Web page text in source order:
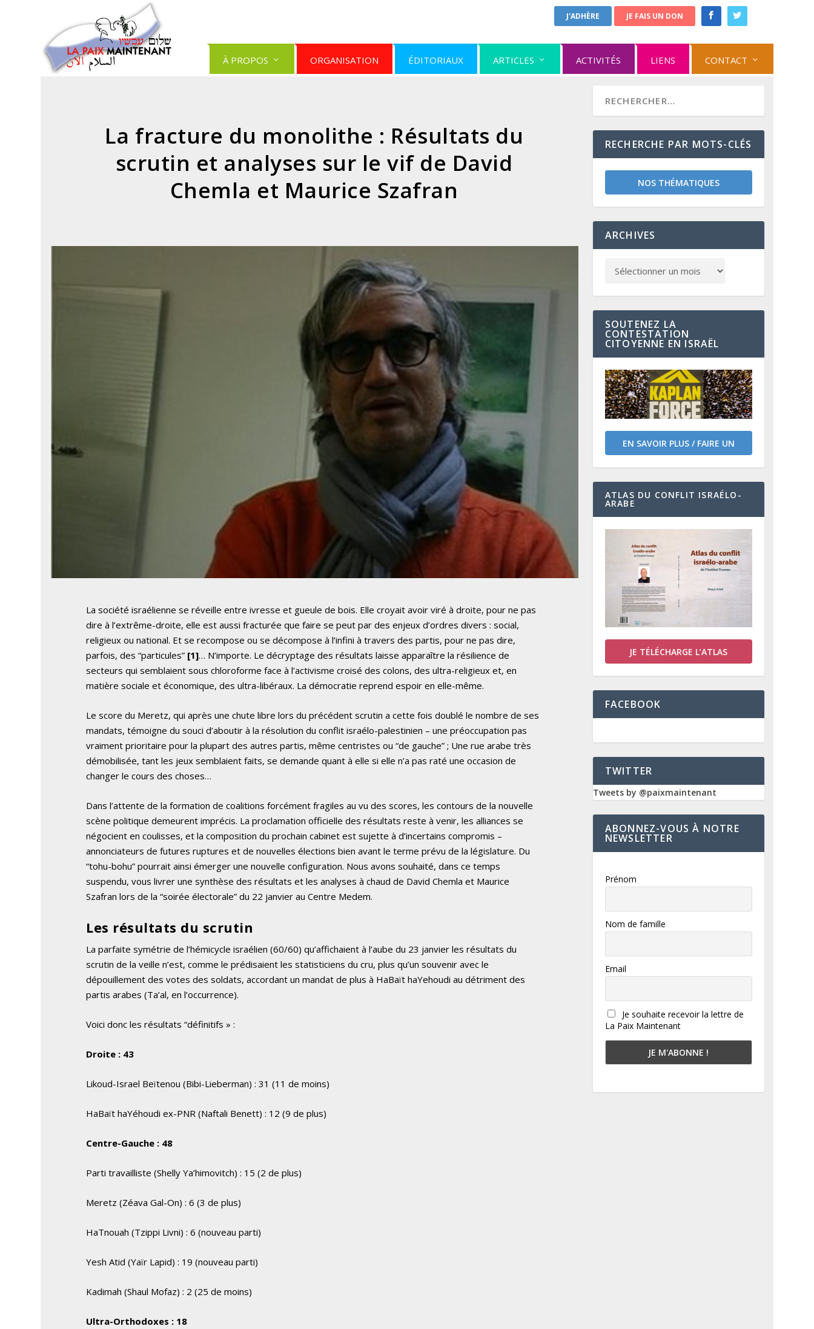
J'ADHÈRE JE FAIS UN DON
À PROPOS ORGANISATION ÉDITORIAUX ARTICLES ACTIVITÉS LIENS CONTACT
La fracture du monolithe : Résultats du
scrutin et analyses sur le vif de David
Chemla et Maurice Szafran
La société israélienne se réveille entre ivresse et gueule de bois. Elle croyait avoir viré à droite, pour ne pas
dire à l’extrême-droite, elle est aussi fracturée que faire se peut par des enjeux d’ordres divers : social,
religieux ou national. Et se recompose ou se décompose à l’infini à travers des partis, pour ne pas dire,
parfois, des “particules” [1]… N’importe. Le décryptage des résultats laisse apparaître la résilience de
secteurs qui semblaient sous chloroforme face à l’activisme croisé des colons, des ultra-religieux et, en
matière sociale et économique, des ultra-libéraux. La démocratie reprend espoir en elle-même.
Le score du Meretz, qui après une chute libre lors du précédent scrutin a cette fois doublé le nombre de ses
mandats, témoigne du souci d’aboutir à la résolution du conflit israélo-palestinien – une préoccupation pas
vraiment prioritaire pour la plupart des autres partis, même centristes ou “de gauche” ; Une rue arabe très
démobilisée, tant les jeux semblaient faits, se demande quant à elle si elle n’a pas raté une occasion de
changer le cours des choses…
Dans l’attente de la formation de coalitions forcément fragiles au vu des scores, les contours de la nouvelle
scène politique demeurent imprécis. La proclamation officielle des résultats reste à venir, les alliances se
négocient en coulisses, et la composition du prochain cabinet est sujette à d’incertains compromis –
annonciateurs de futures ruptures et de nouvelles élections bien avant le terme prévu de la législature. Du
“tohu-bohu” pourrait ainsi émerger une nouvelle configuration. Nous avons souhaité, dans ce temps
suspendu, vous livrer une synthèse des résultats et les analyses à chaud de David Chemla et Maurice
Szafran lors de la “soirée électorale” du 22 janvier au Centre Medem.
Les résultats du scrutin
La parfaite symétrie de l’hémicycle israélien (60/60) qu’affichaient à l’aube du 23 janvier les résultats du
scrutin de la veille n’est, comme le prédisaient les statisticiens du cru, plus qu’un souvenir avec le
dépouillement des votes des soldats, accordant un mandat de plus à HaBaït haYehoudi au détriment des
partis arabes (Ta’al, en l’occurrence).
Voici donc les résultats “définitifs » :
Droite : 43
Likoud-Israel Beïtenou (Bibi-Lieberman) : 31 (11 de moins)
HaBaït haYéhoudi ex-PNR (Naftali Benett) : 12 (9 de plus)
Centre-Gauche : 48
Parti travailliste (Shelly Ya’himovitch) : 15 (2 de plus)
Meretz (Zéava Gal-On) : 6 (3 de plus)
HaTnouah (Tzippi Livni) : 6 (nouveau parti)
Yesh Atid (Yaïr Lapid) : 19 (nouveau parti)
Kadimah (Shaul Mofaz) : 2 (25 de moins)
Ultra-Orthodoxes : 18
RECHERCHE PAR MOTS-CLÉS
NOS THÉMATIQUES
ARCHIVES
SOUTENEZ LA
CONTESTATION
CITOYENNE EN ISRAËL
EN SAVOIR PLUS / FAIRE UN
DON
ATLAS DU CONFLIT ISRAÉLO-
ARABE
JE TÉLÉCHARGE L’ATLAS
FACEBOOK
TWITTER
Tweets by @paixmaintenant
ABONNEZ-VOUS À NOTRE
NEWSLETTER
Prénom
Nom de famille
Email
Je souhaite recevoir la lettre de
La Paix Maintenant